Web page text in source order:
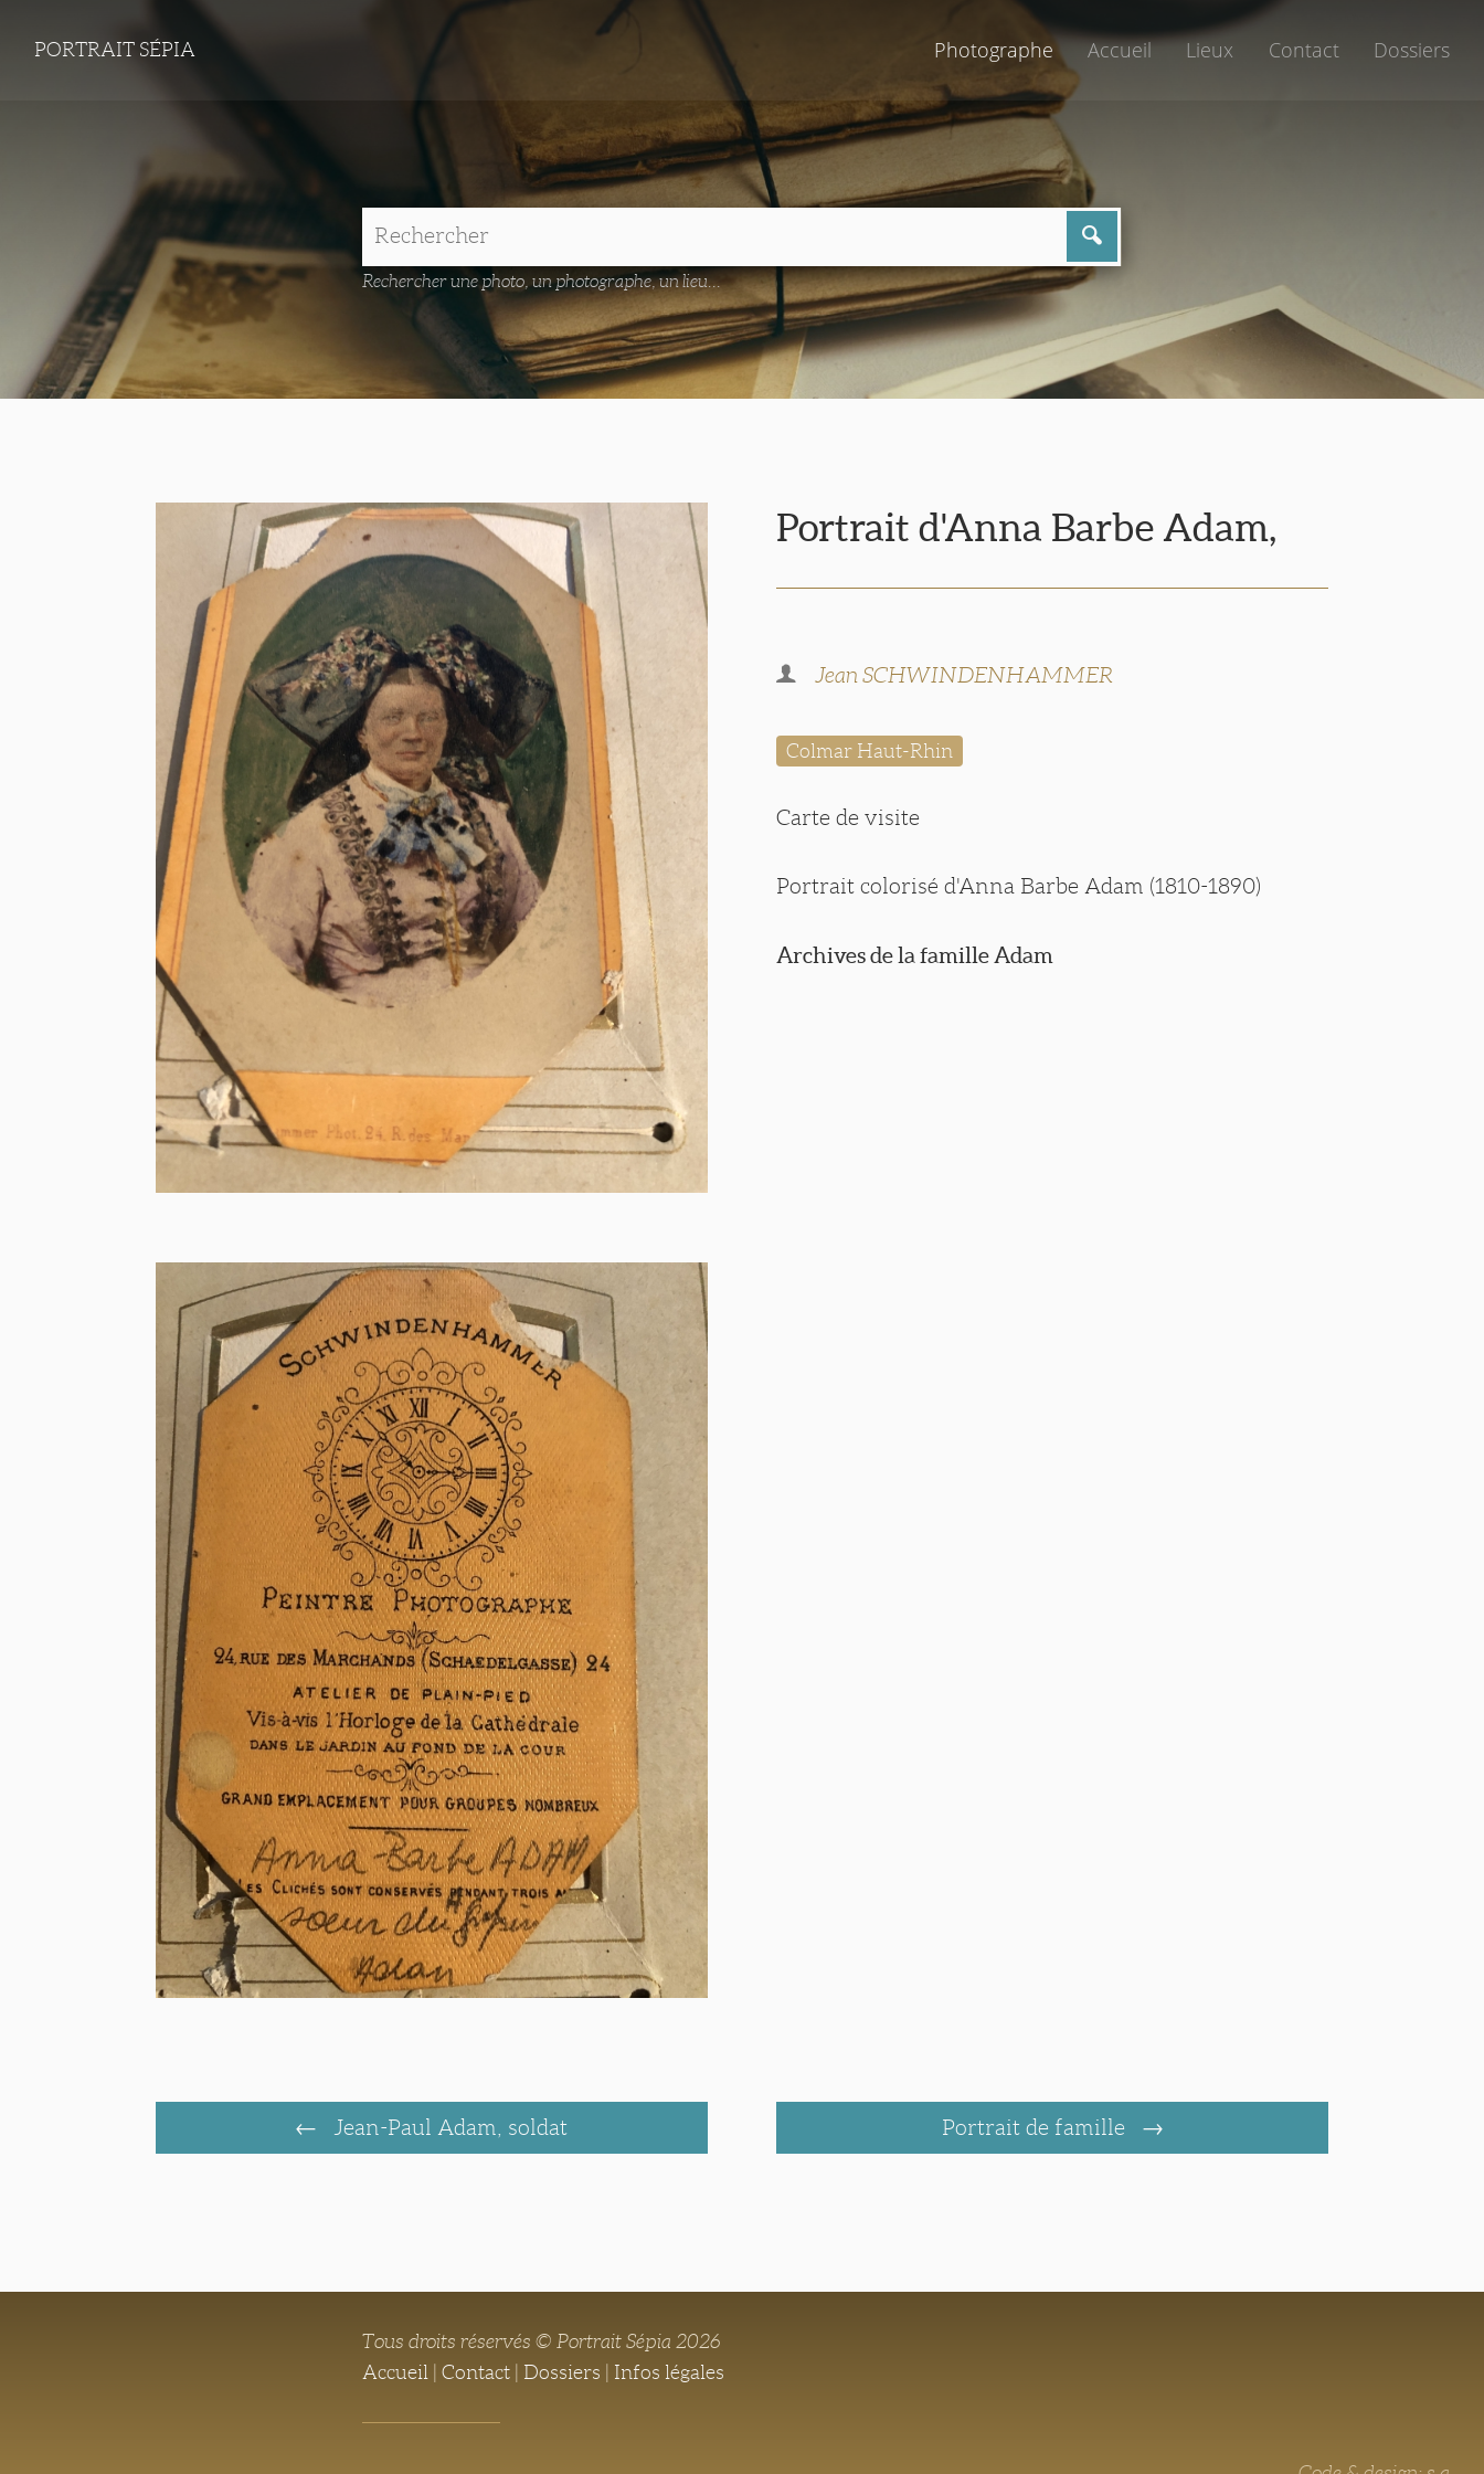
PORTRAIT SÉPIA Photographe Accueil Lieux Contact Dossiers
Rechercher une photo, un photographe, un lieu...
Portrait d'Anna Barbe Adam,
Jean SCHWINDENHAMMER
Colmar Haut-Rhin
Carte de visite
Portrait colorisé d'Anna Barbe Adam (1810-1890)
Archives de la famille Adam
Jean-Paul Adam, soldat Portrait de famille
Tous droits réservés © Portrait Sépia 2026
Accueil
|Contact Dossiers Infos légales